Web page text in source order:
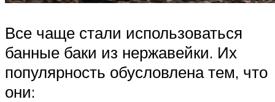
Все чаще стали использоваться
банные баки из нержавейки. Их
популярность обусловлена тем, что
они: